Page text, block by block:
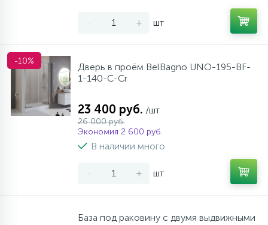
- + шт
-10%
Дверь в проём BelBagno UNO-195-BF-
1-140-C-Cr
23 400 руб. /шт
26 000 руб.
Экономия 2 600 руб.
В наличии много
- + шт
База под раковину с двумя выдвижными